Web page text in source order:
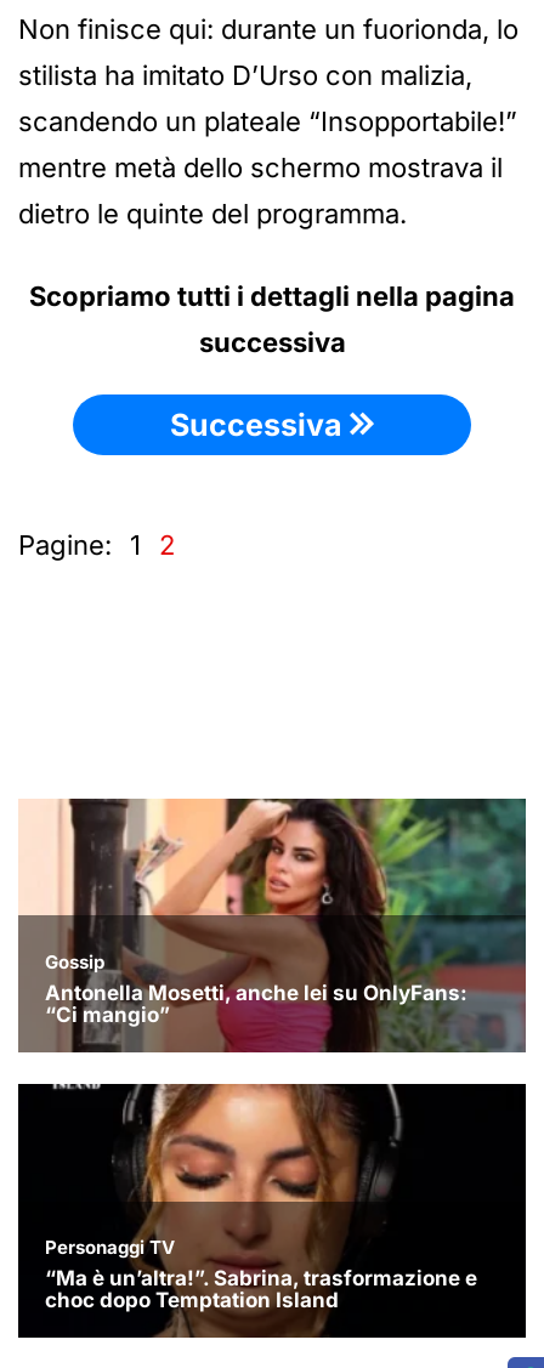
Non finisce qui: durante un fuorionda, lo
stilista ha imitato D’Urso con malizia,
scandendo un plateale “Insopportabile!”
mentre metà dello schermo mostrava il
dietro le quinte del programma.
Scopriamo tutti i dettagli nella pagina
successiva
Successiva
Pagine: 1 2